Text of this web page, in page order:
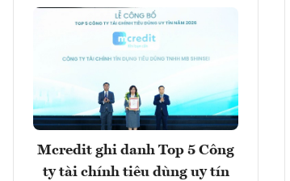
Mcredit ghi danh Top 5 Công
ty tài chính tiêu dùng uy tín